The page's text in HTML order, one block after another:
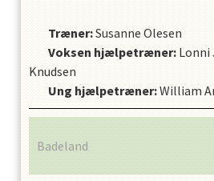
Træner:Susanne Olesen
Voksen hjælpetræner: Lonni
Knudsen
Ung hjælpetræner:William
Badeland